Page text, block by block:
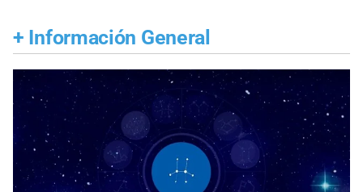
+ Información General